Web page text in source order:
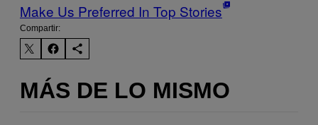
Make Us Preferred In Top Stories
Compartir:
MÁS DE LO MISMO